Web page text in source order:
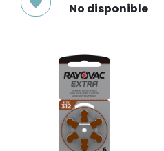
No disponible